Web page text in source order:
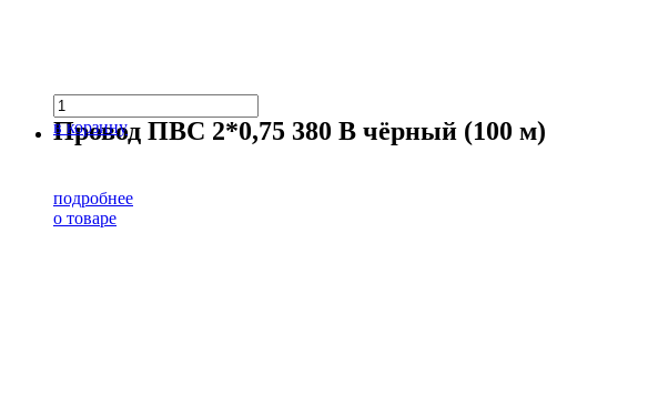
в корзину
Провод ПВС 2*0,75 380 В чёрный (100 м)
подробнее
о товаре